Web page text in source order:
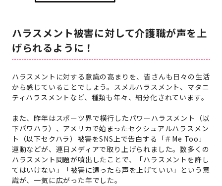
ハラスメント被害に対して介護職が声を上
げられるように！
ハラスメントに対する意識の高まりを、皆さんも日々の生活
から感じていることでしょう。スメルハラスメント、マタニ
ティハラスメントなど、種類も年々、細分化されています。
また、昨年はスポーツ界で横行したパワーハラスメント（以
下パワハラ）、アメリカで始まったセクシュアルハラスメン
ト（以下セクハラ）被害をSNS上で告白する「＃Me Too」
運動などが、連日メディアで取り上げられました。数多くの
ハラスメント問題が噴出したことで、「ハラスメントを許し
てはいけない」「被害に遭ったら声を上げていい」という意
識が、一気に広がった年でした。